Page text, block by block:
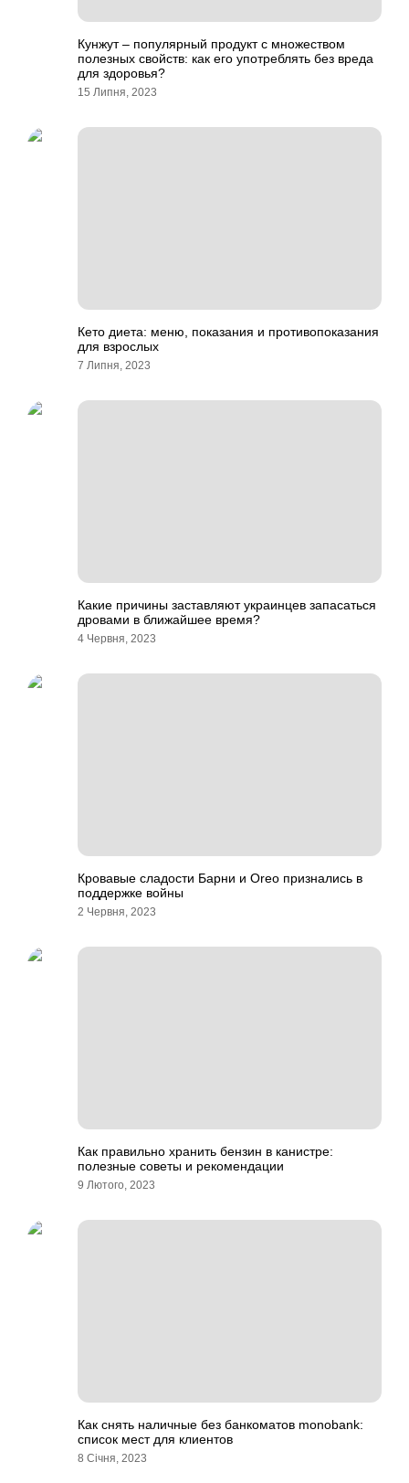
Кунжут – популярный продукт с множеством
полезных свойств: как его употреблять без вреда
для здоровья?
15 Липня, 2023
Кето диета: меню, показания и противопоказания
для взрослых
7 Липня, 2023
Какие причины заставляют украинцев запасаться
дровами в ближайшее время?
4 Червня, 2023
Кровавые сладости Барни и Oreo признались в
поддержке войны
2 Червня, 2023
Как правильно хранить бензин в канистре:
полезные советы и рекомендации
9 Лютого, 2023
Как снять наличные без банкоматов monobank:
список мест для клиентов
8 Січня, 2023